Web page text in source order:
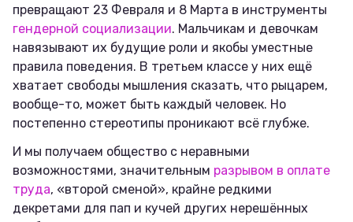
превращают 23 Февраля и 8 Марта в инструменты
гендерной социализации. Мальчикам и девочкам
навязывают их будущие роли и якобы уместные
правила поведения. В третьем классе у них ещё
хватает свободы мышления сказать, что рыцарем,
вообще-то, может быть каждый человек. Но
постепенно стереотипы проникают всё глубже.
И мы получаем общество с неравными
возможностями, значительным разрывом в оплате
труда, «второй сменой», крайне редкими
декретами для пап и кучей других нерешённых